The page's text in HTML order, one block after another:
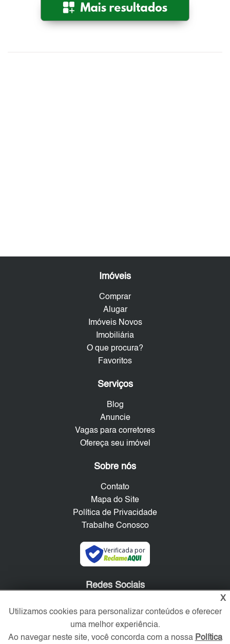
Imóveis
Comprar
Alugar
Imóveis Novos
Imobiliária
O que procura?
Favoritos
Serviços
Blog
Anuncie
Vagas para corretores
Ofereça seu imóvel
Sobre nós
Contato
Mapa do Site
Política de Privacidade
Trabalhe Conosco
Verificada por
Redes Sociais
X
Utilizamos cookies para personalizar conteúdos e oferecer
uma melhor experiência.
Ao navegar neste site, você concorda com a nossa Política